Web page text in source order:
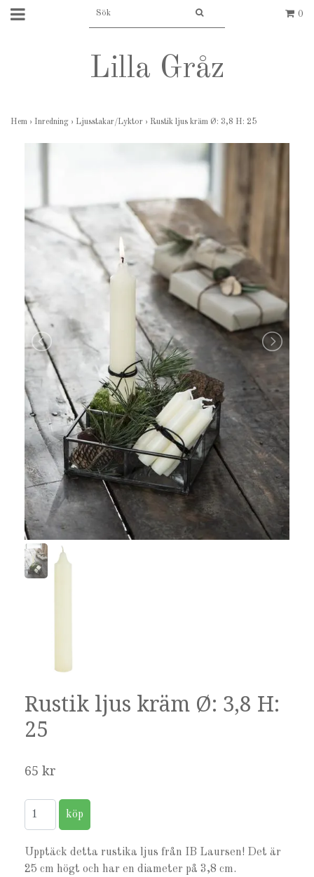
0
Lilla Gråz
Hem › Inredning › Ljusstakar/Lyktor › Rustik ljus kräm Ø: 3,8 H: 25
Rustik ljus kräm Ø: 3,8 H:
25
65 kr
Upptäck detta rustika ljus från IB Laursen! Det är
25 cm högt och har en diameter på 3,8 cm.